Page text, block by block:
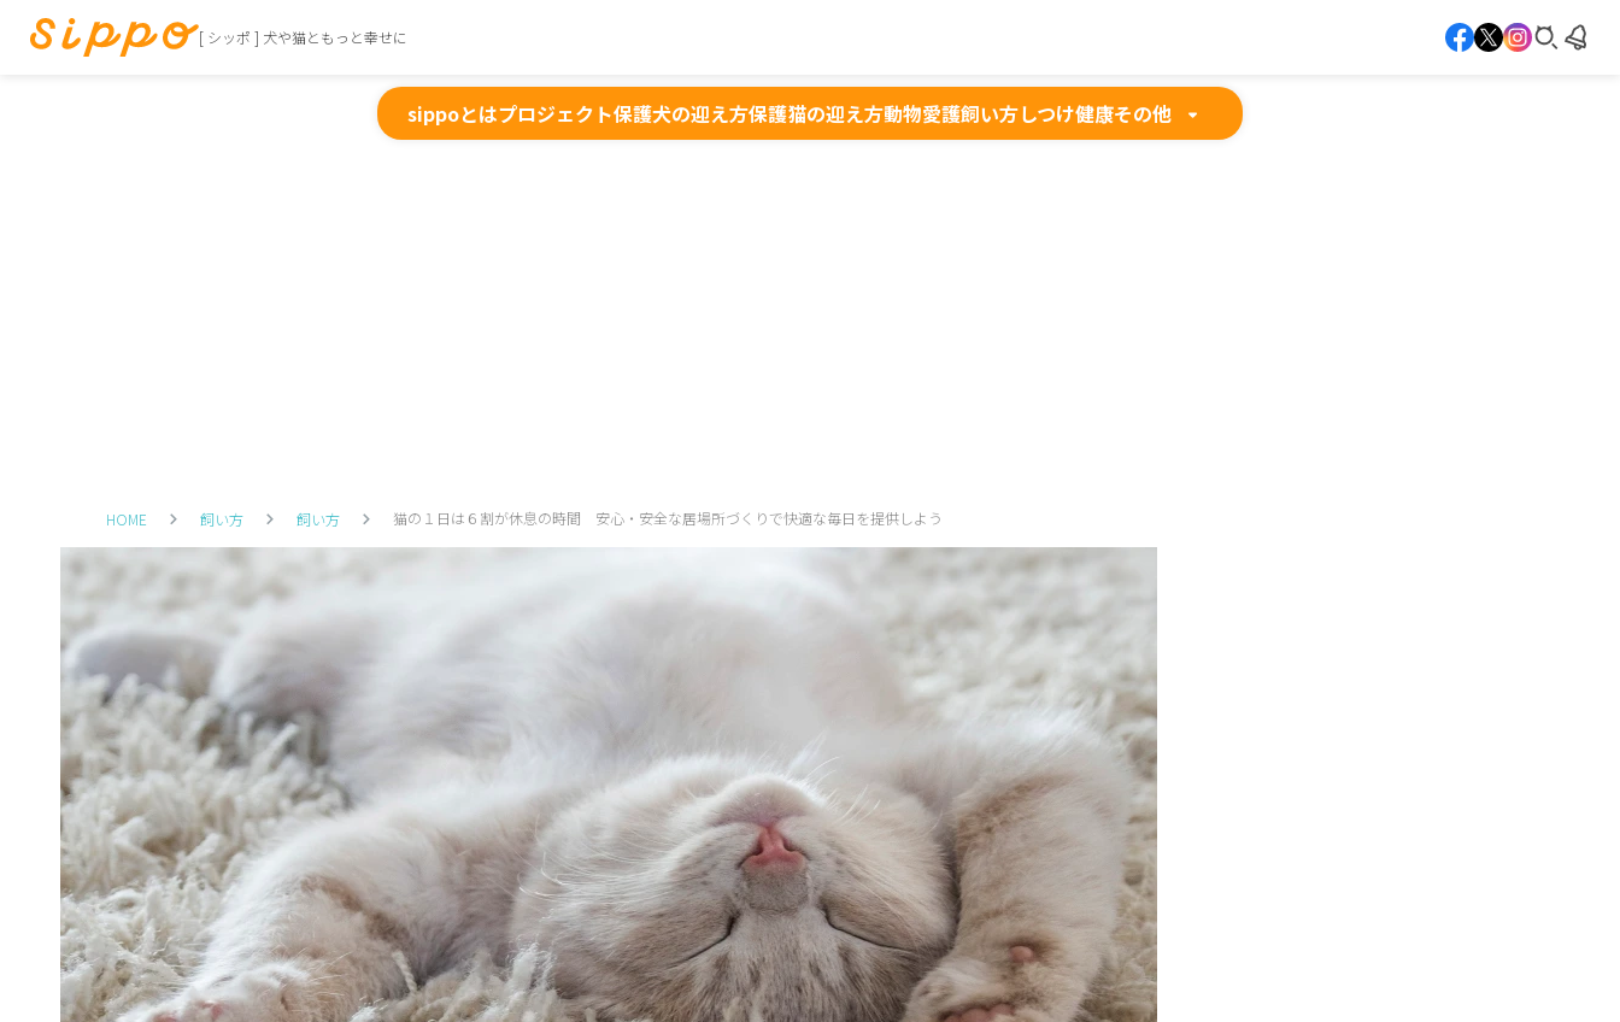
[ シッポ ] 犬や猫ともっと幸せに
sippoとはプロジェクト保護犬の迎え方保護猫の迎え方動物愛護飼い方しつけ健康その他
HOME 飼い方 飼い方 猫の１日は６割が休息の時間 安心・安全な居場所づくりで快適な毎日を提供しよう